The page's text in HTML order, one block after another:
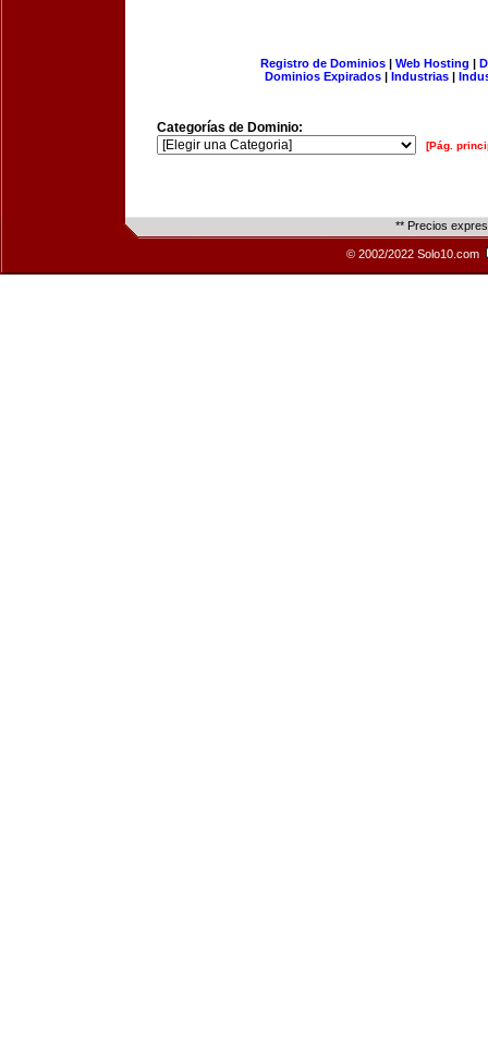
Registro de Dominios| Web Hosting |
Dominios Expirados | Industrias |
Categorías de Dominio:
[Pág.
** Precios
© 2002/2022 Solo10.com